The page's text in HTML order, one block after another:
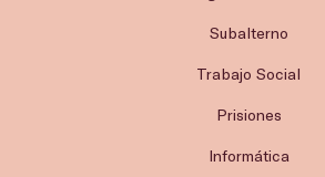
Subalterno
Trabajo Social
Prisiones
Informática